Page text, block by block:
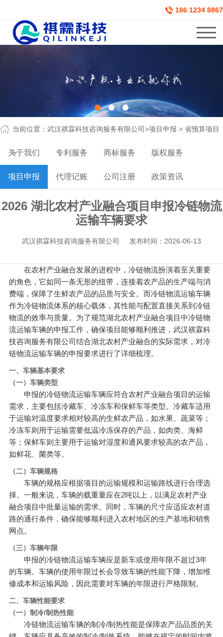
186 1234 8867
当前位置： 武汉祺霖科技咨询服务有限公司>项目申报 > 省预算项目
>
关于我们 专利服务 商标服务 版权服务
项目申报 代理记账 公司注册 政策资讯
2026 湖北农村产业融合项目申报冷链物流
运输车辆要求
武汉祺霖科技咨询服务有限公司 发布时间：2026-06-13
在农村产业融合发展的进程中，冷链物流扮演着至关重要
的角色，它如同一条无形的纽带，连接着农产品的生产端与消
费端，保障了生鲜农产品的品质与安全。而冷链物流运输车辆
作为冷链物流体系的核心载体，其性能与配置直接关系到冷链
物流的效率与质量。为了规范湖北农村产业融合项目中冷链物
流运输车辆的申报工作，确保项目能够顺利推进，武汉祺霖科
技咨询服务有限公司结合湖北农村产业融合的实际需求，对冷
链物流运输车辆的申报要求进行了详细梳理。
一、车辆基本要求
（一）车辆类型
申报的冷链物流运输车辆应符合农村产业融合项目的运输
需求，主要包括冷藏车、冷冻车和保鲜车等类型。冷藏车适用
于运输对温度要求相对较高的生鲜农产品，如水果、蔬菜等；
冷冻车则用于运输需要低温冷冻保存的产品，如肉类、海鲜
等；保鲜车则主要用于运输对湿度和通风要求较高的农产品，
如鲜花、菌类等。
（二）车辆规格
车辆的规格应根据项目的运输规模和运输路线进行合理选
择。一般来说，车辆的载重量应在2吨以上，以满足农村产业
融合项目中批量运输的需求。同时，车辆的尺寸应适应农村道
路的通行条件，确保能够顺利进入农村地区的生产基地和销售
网点。
（三）车辆年限
申报的冷链物流运输车辆应是新车或使用年限不超过3年
的车辆。车辆的使用年限过长会导致车辆的性能下降，增加维
修成本和运输风险，因此需要对车辆的年限进行严格限制。
二、车辆性能要求
（一）制冷/制热性能
冷链物流运输车辆的制冷/制热性能是保障农产品品质的关